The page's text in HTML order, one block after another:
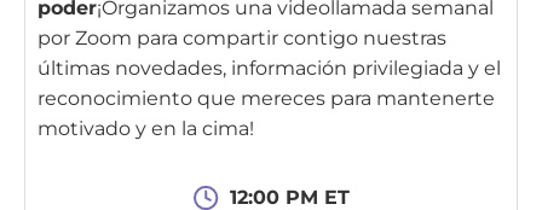
poder¡Organizamos una videollamada semanal
por Zoom para compartir contigo nuestras
últimas novedades, información privilegiada y el
reconocimiento que mereces para mantenerte
motivado y en la cima!
12:00 PM ET